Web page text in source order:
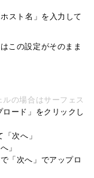
スト名」を入力して
この設定がそのまま
ルの場合はサーフェス
ロード」をクリックし
次へ」
」
「次へ」でアップロ